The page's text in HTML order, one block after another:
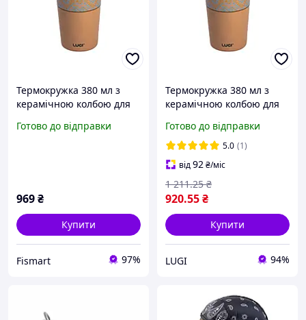
Термокружка 380 мл з
керамічною колбою для
термос термочашка з
Готово до відправки
969₴
Купити
Fismart 97%
Термокружка 380 мл з
керамічною колбою для
термос термочашка з
українським орнаментом
Готово до відправки
5.0 (1)
від92₴/міс
920.55₴
1 211.25 ₴
Купити
LUGI 94%